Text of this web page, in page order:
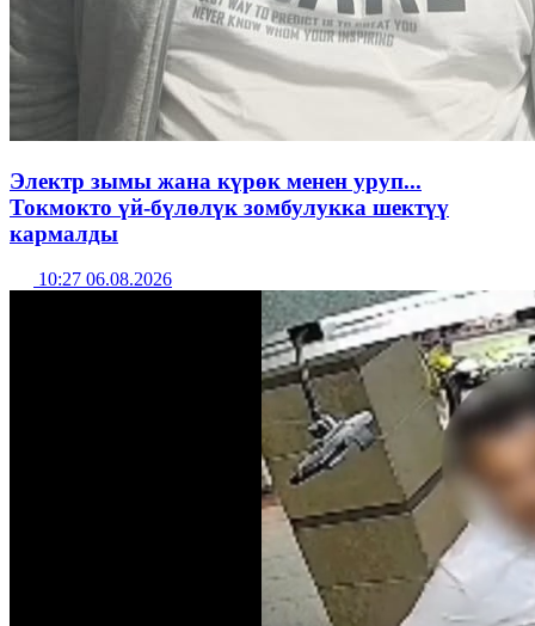
Электр зымы жана күрөк менен уруп...
Токмокто үй-бүлөлүк зомбулукка шектүү
кармалды
10:27 06.08.2026